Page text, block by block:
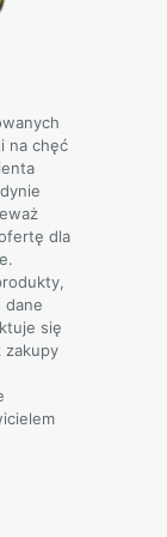
na chęć
dla
dane
się
zakupy